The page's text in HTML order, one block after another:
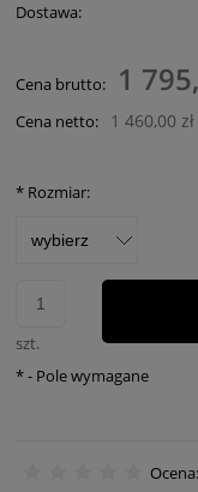
Dostawa:
Cena nie zawiera
Cena brutto: 1
Cena netto: 1 460,00 zł
* Rozmiar:
szt.
*- Pole wymagane
Ocena: